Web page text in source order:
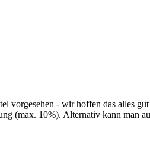
vorgesehen - wir hoffen das alles
(max. 10%). Alternativ kann man